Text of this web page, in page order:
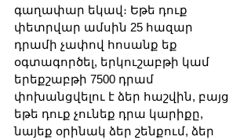
գաղափար եկավ։ Եթե դուք
փետրվար ամսին 25 հազար
դրամի չափով հոսանք եք
օգտագործել, երկուշաբթի կամ
երեքշաբթի 7500 դրամ
փոխանցվելու է ձեր հաշվին, բայց
եթե դուք չունեք դրա կարիքը,
նայեք օրինակ ձեր շենքում, ձեր